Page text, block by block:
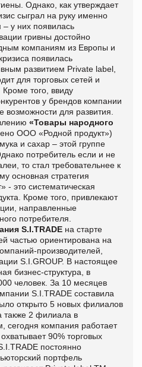
Однако, как утверждает
сыграл на руку именно
у них появилась
гривны достойно
компаниям из Европы и
появилась
развитием Private label
для торговых сетей и
того, ввиду
у брендов компании
возможности для развития.
«Товары народного
ООО «Родной продукт»)
и сахар – этой группе
потребитель если и не
то стал требовательнее к
основная стратегия
- это систематическая
Кроме того, привлекают
направленные
потребителя.
S.I.TRADE на старте
частью ориентирована на
производителей,
S.I.GROUP. В настоящее
бизнес-структура, в
человек. За 10 месяцев
S I TRADE составила
открыто 5 новых филиалов
также 2 филиала в
сегодня компания работает
90% торговых
I TRADE постоянно
портфель